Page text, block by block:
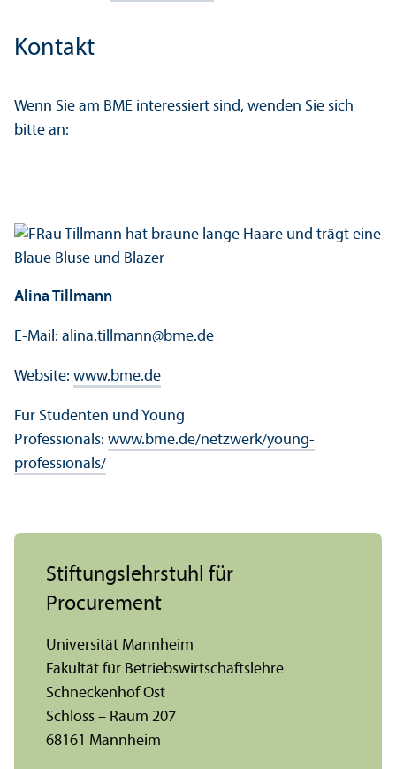
Kontakt
Wenn Sie am BME interessiert sind, wenden Sie sich
bitte an:
Alina Tillmann
E-Mail: alina.tillmann@bme.de
Website: www.bme.de
Für Studenten und Young
Professionals: www.bme.de/netzwerk/young-
professionals/
Stiftungs­lehr­stuhl für
Procurement
Universität Mannheim
Fakultät für Betriebs­wirtschafts­lehre
Schneckenhof Ost
Schloss – Raum 207
68161 Mannheim